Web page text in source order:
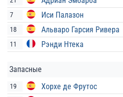
7 Иси Палазон
18 Альваро Гарсия Ривера
11 Рэнди Нтека
Запасные
19 Хорхе де Фрутос